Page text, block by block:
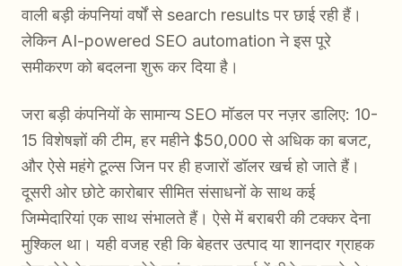
वाली बड़ी कंपनियां वर्षों से search results पर छाई रही हैं।
लेकिन AI-powered SEO automation ने इस पूरे
समीकरण को बदलना शुरू कर दिया है।
जरा बड़ी कंपनियों के सामान्य SEO मॉडल पर नज़र डालिए: 10-
15 विशेषज्ञों की टीम, हर महीने $50,000 से अधिक का बजट,
और ऐसे महंगे टूल्स जिन पर ही हजारों डॉलर खर्च हो जाते हैं।
दूसरी ओर छोटे कारोबार सीमित संसाधनों के साथ कई
जिम्मेदारियां एक साथ संभालते हैं। ऐसे में बराबरी की टक्कर देना
मुश्किल था। यही वजह रही कि बेहतर उत्पाद या शानदार ग्राहक